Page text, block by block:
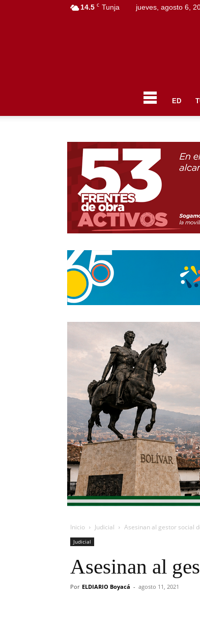
14.5 C Tunja jueves, agosto 6,
ED
Inicio Judicial Asesinan al gestor social
Judicial
Asesinan al
Por ELDIARIO Boyacá - agosto 11, 2021